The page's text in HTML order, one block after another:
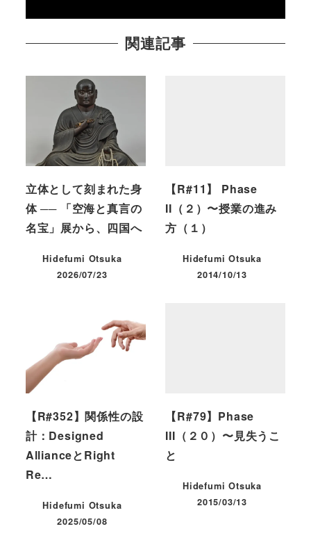
関連記事
立体として刻まれた身
体 ── 「空海と真言の
名宝」展から、四国へ
Hidefumi Otsuka
投稿日
2026/07/23
【R#11】 Phase
II（２）〜授業の進み
方（１）
Hidefumi Otsuka
投稿日
2014/10/13
【R#352】関係性の設
計：Designed
AllianceとRight
Re…
Hidefumi Otsuka
投稿日
2025/05/08
【R#79】Phase
III（２０）〜見失うこ
と
Hidefumi Otsuka
投稿日
2015/03/13